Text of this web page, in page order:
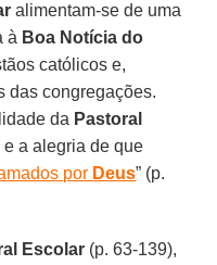
alimentam-se de uma
à Boa Notícia do
católicos e,
das congregações.
da Pastoral
a alegria de que
por Deus” (p.
Escolar (p. 63-139),